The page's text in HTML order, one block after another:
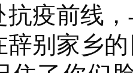
抗疫前线
辞别家乡